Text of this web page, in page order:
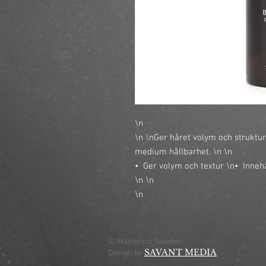
\n
\n \nGer håret volym och
medium hållbarhet. \n \n
• Ger volym och textur \n•
\n \n
\n
© Mastercut Sweden
Design by SAVANT MEDIA